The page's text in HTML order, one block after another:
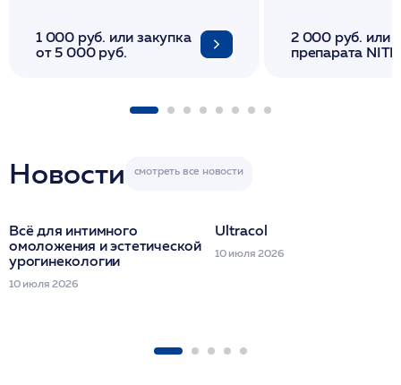
1 000 руб. или закупка
от 5 000 руб.
2 000 руб. или
препарата
Новости
Всё для интимного
омоложения и эстетической
урогинекологии
10 июля 2026
Ultracol
10 июля 2026